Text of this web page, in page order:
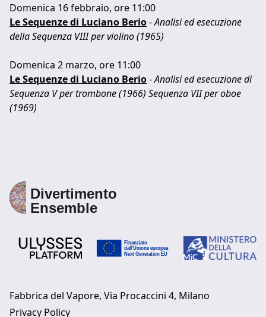
Domenica 16 febbraio, ore 11:00
Le Sequenze di Luciano Berio-Analisi ed esecuzione
della Sequenza VIII per violino (1965)
Domenica 2 marzo, ore 11:00
Le Sequenze di Luciano Berio-Analisi ed esecuzione di
Sequenza V per trombone (1966) Sequenza VII per oboe
(1969)
Fabbrica del Vapore, Via Procaccini 4, Milano
Privacy Policy